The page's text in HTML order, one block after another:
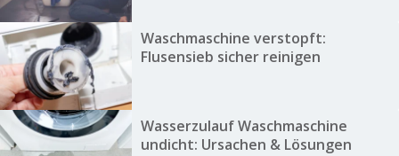
Waschmaschine verstopft:
Flusensieb sicher reinigen
Wasserzulauf Waschmaschine
undicht: Ursachen & Lösungen